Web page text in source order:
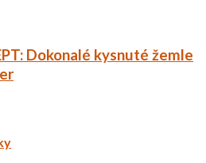
Dokonalé kysnuté žemle